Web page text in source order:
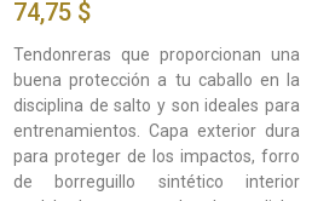
74,75 $
Tendonreras que proporcionan una
buena protección a tu caballo en la
disciplina de salto y son ideales para
entrenamientos. Capa exterior dura
para proteger de los impactos, forro
de borreguillo sintético interior